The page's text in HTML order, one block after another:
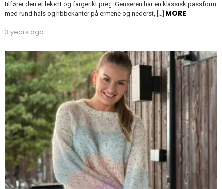
tilfører den et lekent og fargerikt preg. Genseren har en klassisk passform
med rund hals og ribbekanter på ermene og nederst, […] MORE
3 years ago